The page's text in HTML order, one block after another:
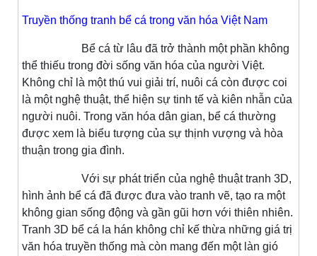
Truyền thống tranh bể cá trong văn hóa Việt Nam
Bể cá từ lâu đã trở thành một phần không
thể thiếu trong đời sống văn hóa của người Việt.
Không chỉ là một thú vui giải trí, nuôi cá còn được coi
là một nghệ thuật, thể hiện sự tinh tế và kiên nhẫn của
người nuôi. Trong văn hóa dân gian, bể cá thường
được xem là biểu tượng của sự thịnh vượng và hòa
thuận trong gia đình.
Với sự phát triển của nghệ thuật tranh 3D,
hình ảnh bể cá đã được đưa vào tranh vẽ, tạo ra một
không gian sống động và gần gũi hơn với thiên nhiên.
Tranh 3D bể cá la hán không chỉ kế thừa những giá trị
văn hóa truyền thống mà còn mang đến một làn gió